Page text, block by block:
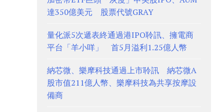
達350億美元 股票代號GRAY
量化派5次遞表終通過港IPO聆訊、擁電商
平台「羊小咩」 首5月溢利1.25億人幣
納芯微、樂摩科技通過上市聆訊 納芯微A
股市值211億人幣、樂摩科技為共享按摩設
備商